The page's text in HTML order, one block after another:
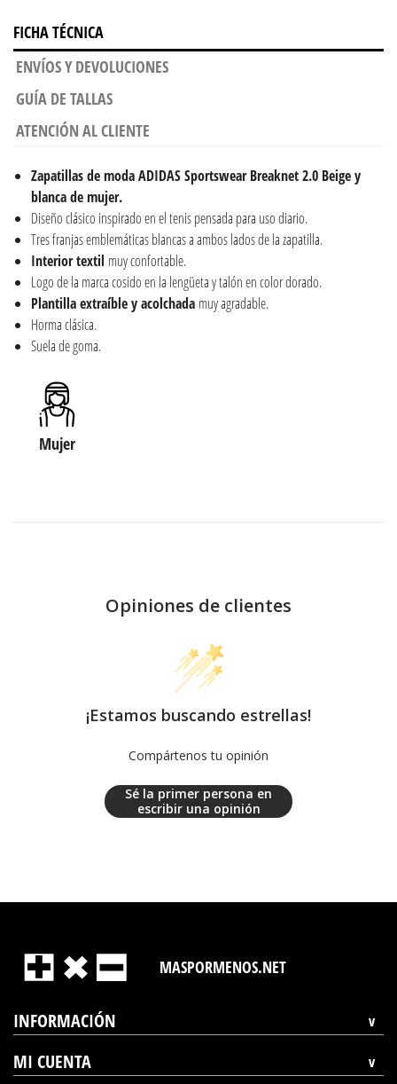
FICHA TÉCNICA
ENVÍOS Y DEVOLUCIONES
GUÍA DE TALLAS
ATENCIÓN AL CLIENTE
Zapatillas de moda ADIDAS Sportswear Breaknet 2.0 Beige y
blanca de mujer.
Diseño clásico inspirado en el tenis pensada para uso diario.
Tres franjas emblemáticas blancas a ambos lados de la zapatilla.
Interior textil muy confortable.
Logo de la marca cosido en la lengüeta y talón en color dorado.
Plantilla extraíble y acolchada muy agradable.
Horma clásica.
Suela de goma.
Mujer
Opiniones de clientes
¡Estamos buscando estrellas!
Compártenos tu opinión
Sé la primer persona en
escribir una opinión
MASPORMENOS.NET
INFORMACIÓN
MI CUENTA